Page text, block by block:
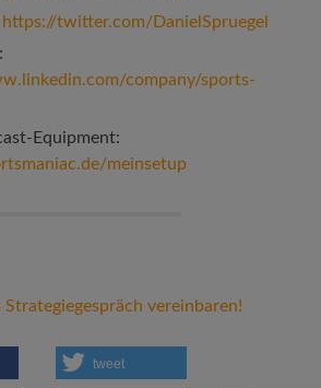
https://twitter.com/DanielSpruegel
company/sports-
Equipment:
meinsetup
vereinbaren!
tweet